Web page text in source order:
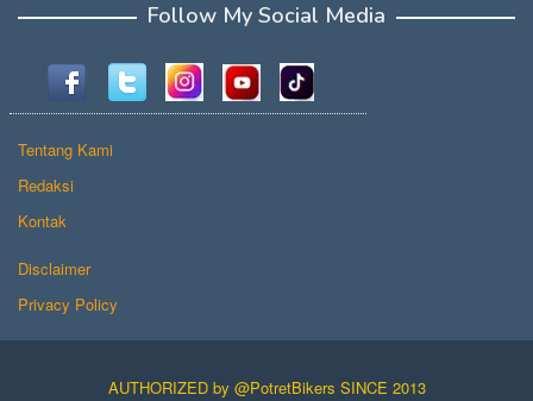
Follow My Social Media
Tentang Kami
Redaksi
Kontak
Disclaimer
Privacy Policy
AUTHORIZED by @PotretBikers SINCE 2013